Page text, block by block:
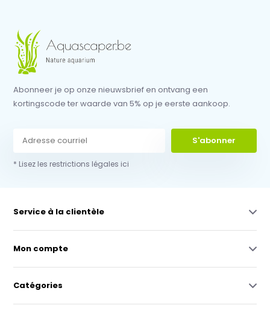
Abonneer je op onze nieuwsbrief en ontvang een
kortingscode ter waarde van 5% op je eerste aankoop.
S'abonner
* Lisez les restrictions légales ici
Service à la clientèle
Mon compte
Catégories